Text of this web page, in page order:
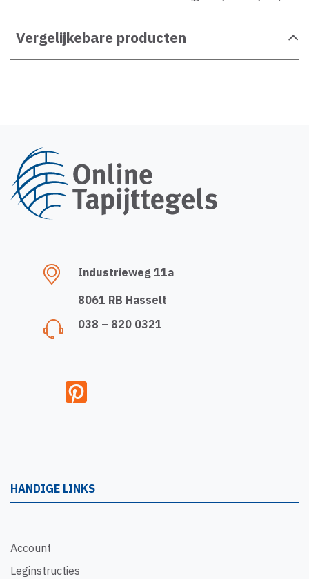
Vergelijkebare producten
Industrieweg 11a
8061 RB Hasselt
038 – 820 0321
HANDIGE LINKS
Account
Leginstructies